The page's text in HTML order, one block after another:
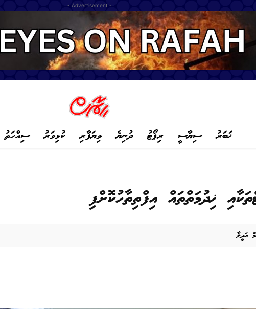
- Advertisement -
ސިއްހަތު ކުޅިވަރު ވިޔަފާރި ދުނިޔެ ރިޕޯޓު ސިޔާސީ ޚަބަރު
ޚިދުމަތްތައް އިފްތިތާހުކޮށްފި
އަދީލާ